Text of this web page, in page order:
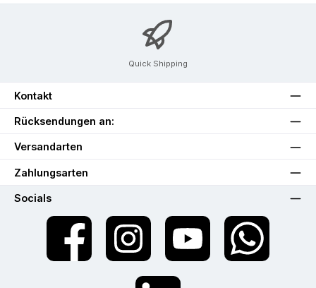
Quick Shipping
Kontakt
Rücksendungen an:
Versandarten
Zahlungsarten
Socials
Facebook Instagram YouTube WhatsApp